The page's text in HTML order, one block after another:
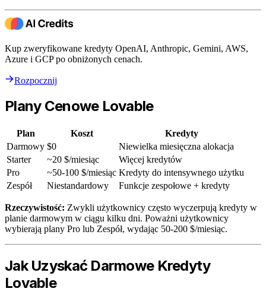
Kup zweryfikowane kredyty OpenAI, Anthropic, Gemini, AWS,
Azure i GCP po obniżonych cenach.
Rozpocznij
Plany Cenowe Lovable
Plan Koszt
Kredyty
Darmowy $0
Niewielka miesięczna alokacja
Starter
~20 $/miesiąc
Więcej kredytów
Pro
~50-100 $/miesiąc Kredyty do intensywnego użytku
Zespół
Niestandardowy Funkcje zespołowe + kredyty
Rzeczywistość: Zwykli użytkownicy często wyczerpują kredyty w
planie darmowym w ciągu kilku dni. Poważni użytkownicy
wybierają plany Pro lub Zespół, wydając 50-200 $/miesiąc.
Jak Uzyskać Darmowe Kredyty
Lovable